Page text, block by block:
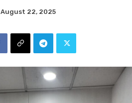
August 22, 2025